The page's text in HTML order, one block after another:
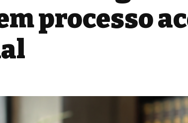
processo